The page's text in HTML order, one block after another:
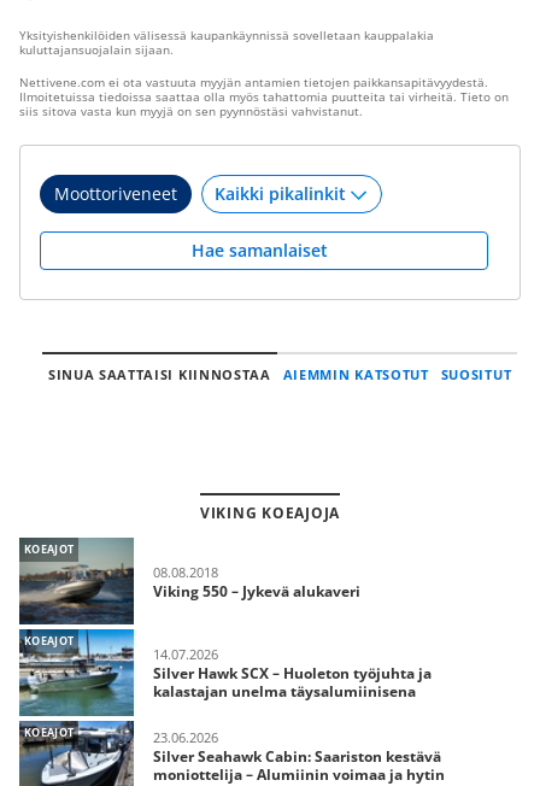
Yksityishenkilöiden välisessä kaupankäynnissä sovelletaan kauppalakia
kuluttajansuojalain sijaan.
Nettivene.com ei ota vastuuta myyjän antamien tietojen paikkansapitävyydestä.
Ilmoitetuissa tiedoissa saattaa olla myös tahattomia puutteita tai virheitä. Tieto on
siis sitova vasta kun myyjä on sen pyynnöstäsi vahvistanut.
Moottoriveneet
Hae samanlaiset
SINUA SAATTAISI KIINNOSTAA AIEMMIN KATSOTUT SUOSITUT
VIKING KOEAJOJA
KOEAJOT
08.08.2018
Viking 550 – Jykevä alukaveri
KOEAJOT
14.07.2026
Silver Hawk SCX – Huoleton työjuhta ja
kalastajan unelma täysalumiinisena
KOEAJOT 23.06.2026
Silver Seahawk Cabin: Saariston kestävä
moniottelija – Alumiinin voimaa ja hytin